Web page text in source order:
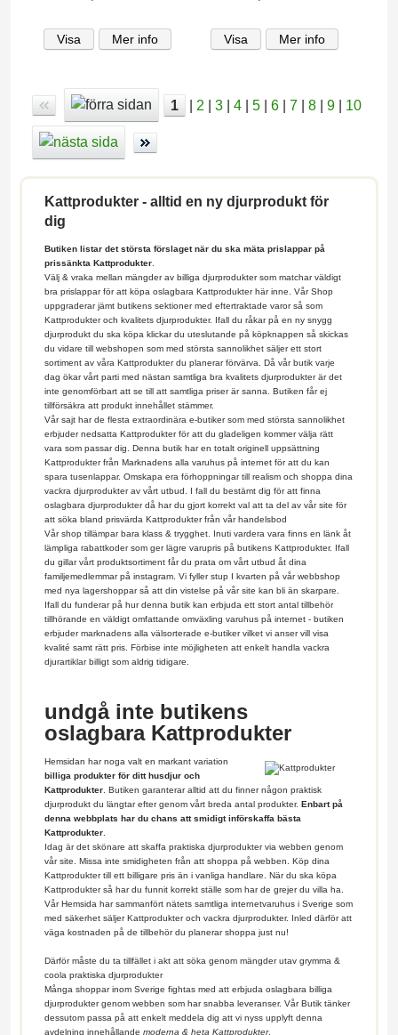
Visa Mer info Visa Mer info
1 2 3 4 5 6 7 8 9 10
Kattprodukter - alltid en ny djurprodukt för
dig
Butiken listar det största förslaget när du ska mäta prislappar på
prissänkta Kattprodukter
Välj & vraka mellan mängder av billiga djurprodukter som matchar väldigt
bra prislappar för att köpa oslagbara Kattprodukter här inne. Vår Shop
uppgraderar jämt butikens sektioner med eftertraktade varor så som
Kattprodukter och kvalitets djurprodukter. Ifall du råkar på en ny snygg
djurprodukt du ska köpa klickar du uteslutande på köpknappen så skickas
du vidare till webshopen som med största sannolikhet säljer ett stort
sortiment av våra Kattprodukter du planerar förvärva. Då vår butik varje
dag ökar vårt parti med nästan samtliga bra kvalitets djurprodukter är det
inte genomförbart att se till att samtliga priser är sanna. Butiken får ej
tillförsäkra att produkt innehållet stämmer.
Vår sajt har de flesta extraordinära e-butiker som med största sannolikhet
erbjuder nedsatta Kattprodukter för att du gladeligen kommer välja rätt
vara som passar dig. Denna butik har en totalt originell uppsättning
Kattprodukter från Marknadens alla varuhus på internet för att du kan
spara tusenlappar. Omskapa era förhoppningar till realism och shoppa dina
vackra djurprodukter av vårt utbud. I fall du bestämt dig för att finna
oslagbara djurprodukter då har du gjort korrekt val att ta del av vår site för
att söka bland prisvärda Kattprodukter från vår handelsbod
Vår shop tillämpar bara klass & trygghet. Inuti vardera vara finns en länk åt
lämpliga rabattkoder som ger lägre varupris på butikens Kattprodukter. Ifall
du gillar vårt produktsortiment får du prata om vårt utbud åt dina
familjemedlemmar på instagram. Vi fyller stup I kvarten på vår webbshop
med nya lagershoppar så att din vistelse på vår site kan bli än skarpare.
Ifall du funderar på hur denna butik kan erbjuda ett stort antal tillbehör
tillhörande en väldigt omfattande omväxling varuhus på internet - butiken
erbjuder marknadens alla välsorterade e-butiker vilket vi anser vill visa
kvalité samt rätt pris. Förbise inte möjligheten att enkelt handla vackra
djurartiklar billigt som aldrig tidigare.
undgå inte butikens
oslagbara Kattprodukter
Hemsidan har noga valt en markant variation
billiga produkter för ditt husdjur och
Kattprodukter . Butiken garanterar alltid att du finner någon praktisk
djurprodukt du längtar efter genom vårt breda antal produkter. Enbart på
denna webbplats har du chans att smidigt införskaffa bästa
Kattprodukter
Idag är det skönare att skaffa praktiska djurprodukter via webben genom
vår site. Missa inte smidigheten från att shoppa på webben. Köp dina
Kattprodukter till ett billigare pris än i vanliga handlare. När du ska köpa
Kattprodukter så har du funnit korrekt ställe som har de grejer du villa ha.
Vår Hemsida har sammanfört nätets samtliga internetvaruhus i Sverige som
med säkerhet säljer Kattprodukter och vackra djurprodukter. Inled därför att
väga kostnaden på de tillbehör du planerar shoppa just nu!
Därför måste du ta tillfället i akt att söka genom mängder utav grymma &
coola praktiska djurprodukter
Många shoppar inom Sverige fightas med att erbjuda oslagbara billiga
djurprodukter genom webben som har snabba leveranser. Vår Butik tänker
dessutom passa på att enkelt meddela dig att vi nyss upplyft denna
avdelning innehållande moderna & heta Kattprodukter.